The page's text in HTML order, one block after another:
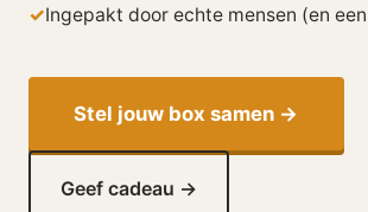
Ingepakt door echte mensen (en
Stel jouw box samen →
Geef cadeau →